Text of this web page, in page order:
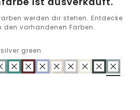
werden dir stehen. Entdecke
den vorhandenen Farben.
silver green